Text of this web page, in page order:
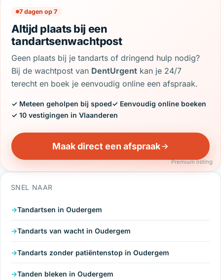
7 dagen op 7
Altijd plaats bij een
tandartsenwachtpost
Geen plaats bij je tandarts of dringend hulp nodig?
Bij de wachtpost van DentUrgent kan je 24/7
terecht en boek je eenvoudig online een afspraak.
✓ Meteen geholpen bij spoed✓ Eenvoudig online boeken
✓ 10 vestigingen in Vlaanderen
Maak direct een afspraak
Premium listing
SNEL NAAR
Tandartsen in Oudergem
Tandarts van wacht in Oudergem
Tandarts zonder patiëntenstop in Oudergem
Tanden bleken in Oudergem